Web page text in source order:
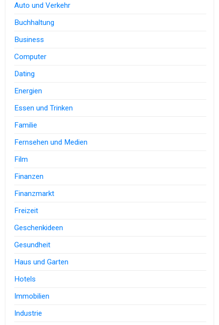
Auto und Verkehr
Buchhaltung
Business
Computer
Dating
Energien
Essen und Trinken
Familie
Fernsehen und Medien
Film
Finanzen
Finanzmarkt
Freizeit
Geschenkideen
Gesundheit
Haus und Garten
Hotels
Immobilien
Industrie